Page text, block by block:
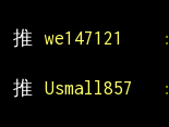
推
we147121
推
Usmall857